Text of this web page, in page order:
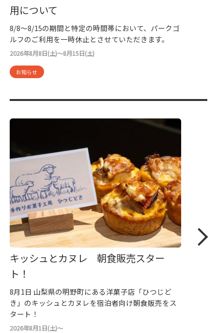
用について
8/8～8/15の期間と特定の時間帯において、パークゴ
ルフのご利用を一時休止とさせていただきます。
2026年8月8日(土)～8月15日(土)
お知らせ
キッシュとカヌレ 朝食販売スター
ト！
8月1日 山梨県の明野町にある洋菓子店「ひつじど
き」のキッシュとカヌレを宿泊者向け朝食販売をス
タート！
2026年8月1日(土)〜